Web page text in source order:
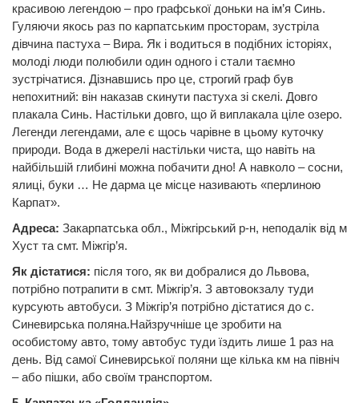
красивою легендою – про графської доньки на ім’я Синь.
Гуляючи якось раз по карпатським просторам, зустріла
дівчина пастуха – Вира. Як і водиться в подібних історіях,
молоді люди полюбили один одного і стали таємно
зустрічатися. Дізнавшись про це, строгий граф був
непохитний: він наказав скинути пастуха зі скелі. Довго
плакала Синь. Настільки довго, що й виплакала ціле озеро.
Легенди легендами, але є щось чарівне в цьому куточку
природи. Вода в джерелі настільки чиста, що навіть на
найбільшій глибині можна побачити дно! А навколо – сосни,
ялиці, буки … Не дарма це місце називають «перлиною
Карпат».
Адреса: Закарпатська обл., Міжгірський р-н, неподалік від м
Хуст та смт. Міжгір’я.
Як дістатися: після того, як ви добралися до Львова,
потрібно потрапити в смт. Міжгір’я. З автовокзалу туди
курсують автобуси. З Міжгір’я потрібно дістатися до с.
Синевирська поляна.Найзручніше це зробити на
особистому авто, тому автобус туди їздить лише 1 раз на
день. Від самої Синевирської поляни ще кілька км на північ
– або пішки, або своїм транспортом.